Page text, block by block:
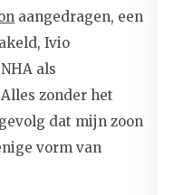
aangedragen, een
Ivio
als
zonder het
dat mijn zoon
vorm van